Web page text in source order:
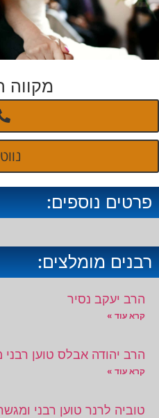
נווט
פרטים נוספים:
רבנים מומלצים:
הרב יעקב נסיר
קרא עוד »
הרב יהודה אבלס טוען
קרא עוד »
טוביה לרנר טוען רבני